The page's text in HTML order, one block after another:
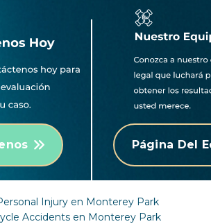
Página Del
Injury en Monterey Park
Accidents en Monterey Park